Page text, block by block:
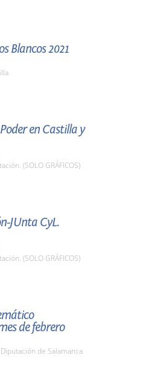
Blancos 2021
en Castilla y
(SOLO GRÁFICOS)
JUnta CyL.
(SOLO GRÁFICOS)
de febrero
de Salamanca